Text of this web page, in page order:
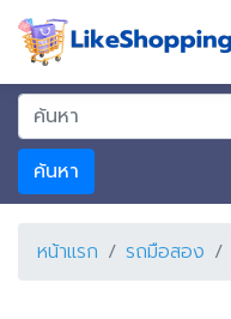
ค้นหา
หน้าแรก รถมือสอง